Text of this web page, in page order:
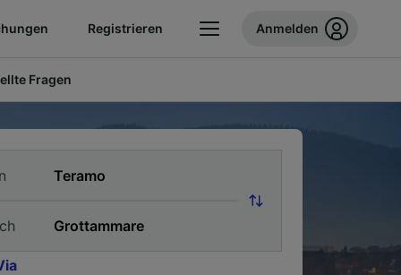
Registrieren Anmelden
Fragen